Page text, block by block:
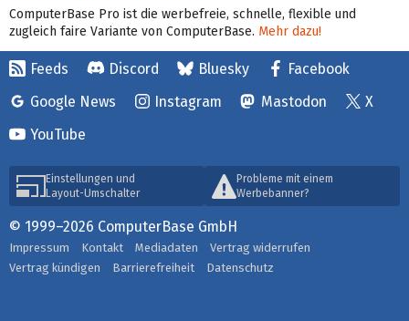
ComputerBase Pro ist die werbefreie, schnelle, flexible und
zugleich faire Variante von ComputerBase. Mehr dazu!
Feeds Discord Bluesky
Facebook
Google News
Instagram Mastodon
X
YouTube
Einstellungen und
Layout-Umschalter
Probleme mit einem
Werbebanner?
© 1999–2026 ComputerBase GmbH
Impressum Kontakt Mediadaten
Vertrag widerrufen
Vertrag kündigen
Barrierefreiheit Datenschutz